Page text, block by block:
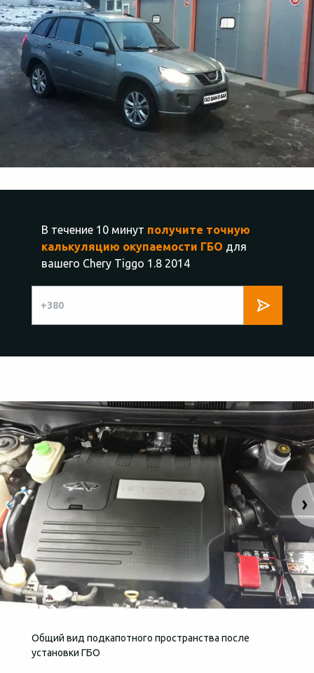
В течение 10 минут получите точную
калькуляцию окупаемости ГБО для
вашего Chery Tiggo 1.8 2014
Общий вид подкапотного пространства после
установки ГБО